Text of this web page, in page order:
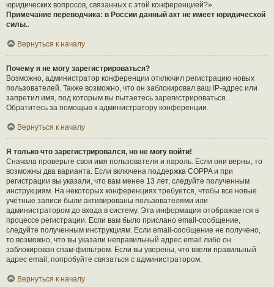
юридических вопросов, связанных с этой конференцией?».
Примечание переводчика: в России данный акт не имеет юридической
силы..
Вернуться к началу
Почему я не могу зарегистрироваться?
Возможно, администратор конференции отключил регистрацию новых
пользователей. Также возможно, что он заблокировал ваш IP-адрес или
запретил имя, под которым вы пытаетесь зарегистрироваться.
Обратитесь за помощью к администратору конференции.
Вернуться к началу
Я только что зарегистрировался, но не могу войти!
Сначала проверьте свои имя пользователя и пароль. Если они верны, то
возможны два варианта. Если включена поддержка COPPA и при
регистрации вы указали, что вам менее 13 лет, следуйте полученным
инструкциям. На некоторых конференциях требуется, чтобы все новые
учётные записи были активированы пользователями или
администратором до входа в систему. Эта информация отображается в
процессе регистрации. Если вам было прислано email-сообщение,
следуйте полученным инструкциям. Если email-сообщение не получено,
то возможно, что вы указали неправильный адрес email либо он
заблокирован спам-фильтром. Если вы уверены, что ввели правильный
адрес email, попробуйте связаться с администратором.
Вернуться к началу